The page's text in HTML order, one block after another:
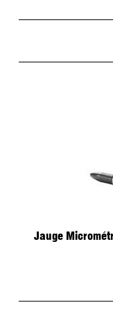
Jauge